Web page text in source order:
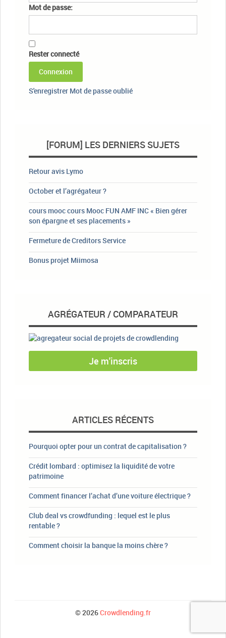
Mot de passe:
Rester connecté
Connexion
S'enregistrer Mot de passe oublié
[FORUM] LES DERNIERS SUJETS
Retour avis Lymo
October et l’agrégateur ?
cours mooc cours Mooc FUN AMF INC « Bien gérer
son épargne et ses placements »
Fermeture de Creditors Service
Bonus projet Miimosa
AGRÉGATEUR / COMPARATEUR
Je m'inscris
ARTICLES RÉCENTS
Pourquoi opter pour un contrat de capitalisation ?
Crédit lombard : optimisez la liquidité de votre
patrimoine
Comment financer l’achat d’une voiture électrique ?
Club deal vs crowdfunding : lequel est le plus
rentable ?
Comment choisir la banque la moins chère ?
© 2026Crowdlending.fr